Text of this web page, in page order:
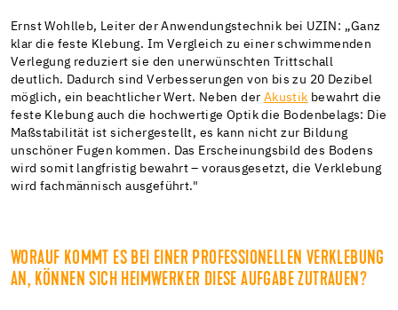
Ernst Wohlleb, Leiter der Anwendungstechnik bei UZIN: „Ganz
klar die feste Klebung. Im Vergleich zu einer schwimmenden
Verlegung reduziert sie den unerwünschten Trittschall
deutlich. Dadurch sind Verbesserungen von bis zu 20 Dezibel
möglich, ein beachtlicher Wert. Neben der Akustik bewahrt die
feste Klebung auch die hochwertige Optik die Bodenbelags: Die
Maßstabilität ist sichergestellt, es kann nicht zur Bildung
unschöner Fugen kommen. Das Erscheinungsbild des Bodens
wird somit langfristig bewahrt – vorausgesetzt, die Verklebung
wird fachmännisch ausgeführt."
WORAUF KOMMT ES BEI EINER PROFESSIONELLEN VERKLEBUNG
AN, KÖNNEN SICH HEIMWERKER DIESE AUFGABE ZUTRAUEN?